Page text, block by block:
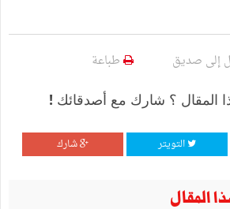
إلى صديق طباعة
المقال ؟ شارك مع أصدقائك !
التويتر شارك
المقال